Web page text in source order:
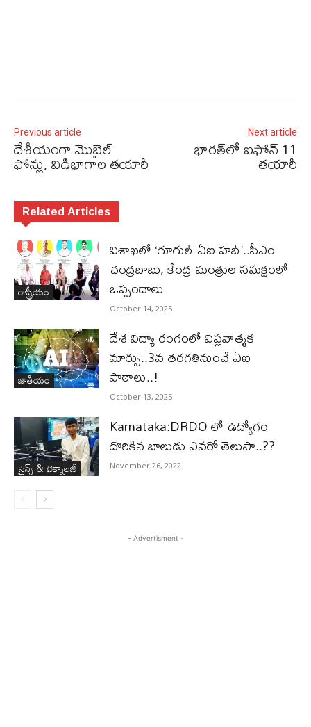
Previous article
దేశీయంగా మొబైల్‌
ఫోన్లు, విడిభాగాల తయారీ
Next article
భారత్‌లో ఐఫోన్‌ 11
తయారీ
Related Articles
రాష్ట్రీయం
విశాఖలో ‘గూగుల్ ఏఐ హబ్’..సీఎం
చంద్రబాబు, కేంద్ర మంత్రుల సమక్షంలో
ఒప్పందాలు
October 14, 2025
జాతీయం
దేశ విద్యా రంగంలో విప్లవాత్మక
మార్పు..3వ తరగతినుంచే ఏఐ
పాఠాలు..!
October 13, 2025
సైన్స్‌ & టెక్నాలజీ
Karnataka:DRDO లో ఉద్యోగం
దొరికిన బాలుడు ఎవరో తెలుసా..??
November 26, 2022
- Advertisment -